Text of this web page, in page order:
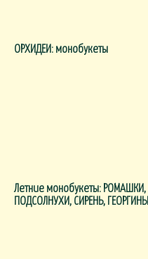
ОРХИДЕИ: монобукеты
Летние монобукеты: РОМАШКИ,
ПОДСОЛНУХИ, СИРЕНЬ, ГЕОРГИНЫ